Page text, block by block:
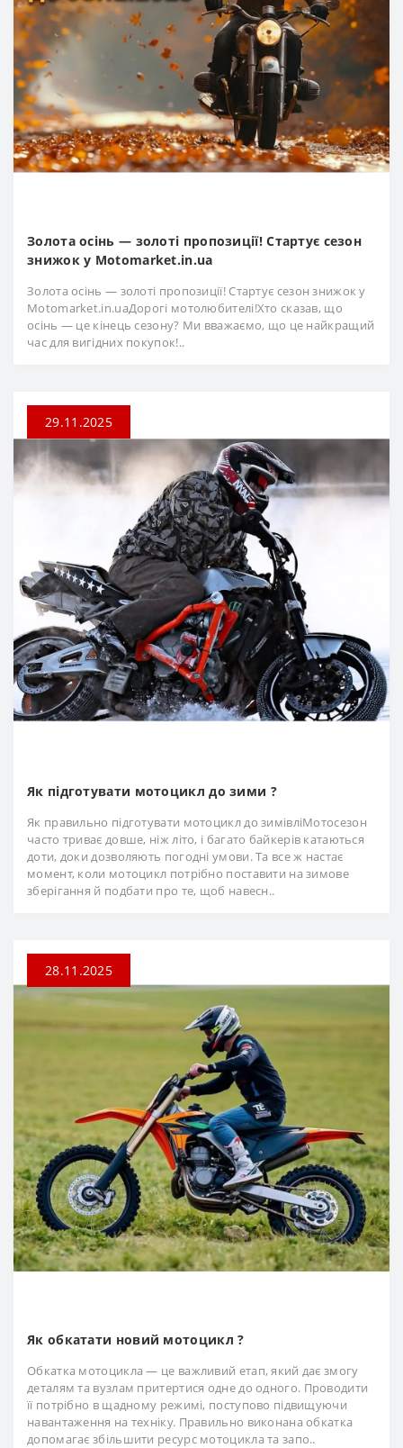
Золота осінь — золоті пропозиції! Стартує сезон
знижок у Motomarket.in.ua
Золота осінь — золоті пропозиції! Стартує сезон знижок у
Motomarket.in.uaДорогі мотолюбителі!Хто сказав, що
осінь — це кінець сезону? Ми вважаємо, що це найкращий
час для вигідних покупок!..
29.11.2025
Як підготувати мотоцикл до зими ?
Як правильно підготувати мотоцикл до зимівліМотосезон
часто триває довше, ніж літо, і багато байкерів катаються
доти, доки дозволяють погодні умови. Та все ж настає
момент, коли мотоцикл потрібно поставити на зимове
зберігання й подбати про те, щоб навесн..
28.11.2025
Як обкатати новий мотоцикл ?
Обкатка мотоцикла — це важливий етап, який дає змогу
деталям та вузлам притертися одне до одного. Проводити
її потрібно в щадному режимі, поступово підвищуючи
навантаження на техніку. Правильно виконана обкатка
допомагає збільшити ресурс мотоцикла та запо..